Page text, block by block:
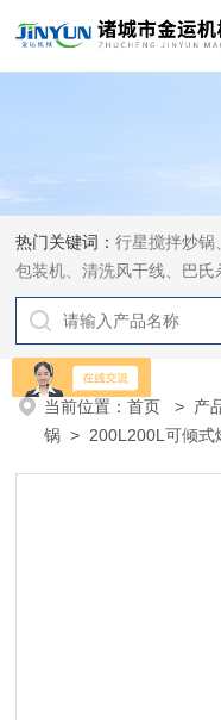
热门关键词：行星搅拌炒锅
包装机、清洗风干线、巴
干机
当前位置：首页 > 产
锅 > 200L200L可倾式